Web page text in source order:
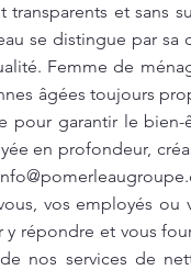
et sans
se distingue par sa
Femme de
âgées toujours
garantir le bien-
en profondeur,
vos employés ou
répondre et vous
nos services de